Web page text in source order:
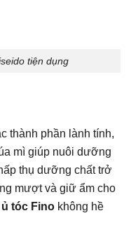
tiện dụng
thành phần lành tính,
mì giúp nuôi dưỡng
thụ dưỡng chất trở
mượt và giữ ẩm cho
ủ tóc Fino không hề